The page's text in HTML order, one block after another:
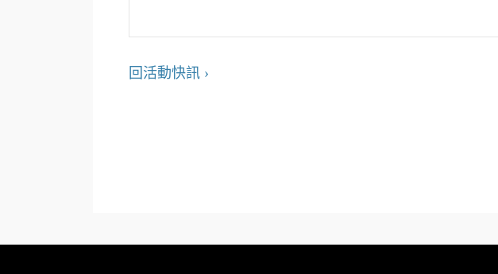
回活動快訊 ›